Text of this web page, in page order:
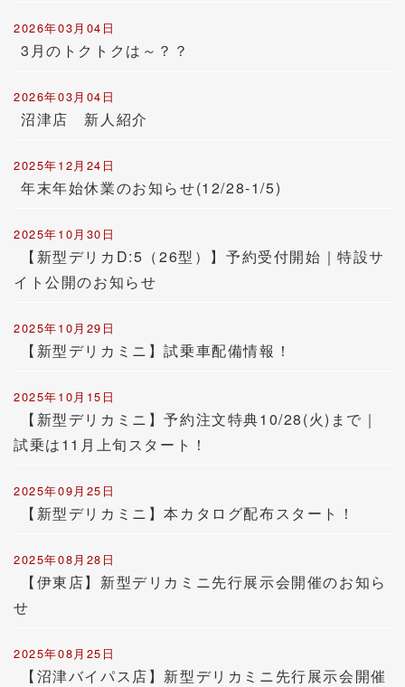
2026年03月04日
3月のトクトクは～？？
2026年03月04日
沼津店 新人紹介
2025年12月24日
年末年始休業のお知らせ(12/28-1/5)
2025年10月30日
【新型デリカD:5（26型）】予約受付開始｜特設サ
イト公開のお知らせ
2025年10月29日
【新型デリカミニ】試乗車配備情報！
2025年10月15日
【新型デリカミニ】予約注文特典10/28(火)まで｜
試乗は11月上旬スタート！
2025年09月25日
【新型デリカミニ】本カタログ配布スタート！
2025年08月28日
【伊東店】新型デリカミニ先行展示会開催のお知ら
せ
2025年08月25日
【沼津バイパス店】新型デリカミニ先行展示会開催